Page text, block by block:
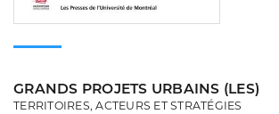
GRANDS PROJETS URBAINS (LES)
TERRITOIRES, ACTEURS ET STRATÉGIES